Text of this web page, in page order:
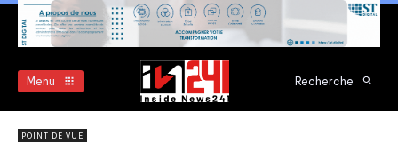
Menu Recherche
POINT DE VUE